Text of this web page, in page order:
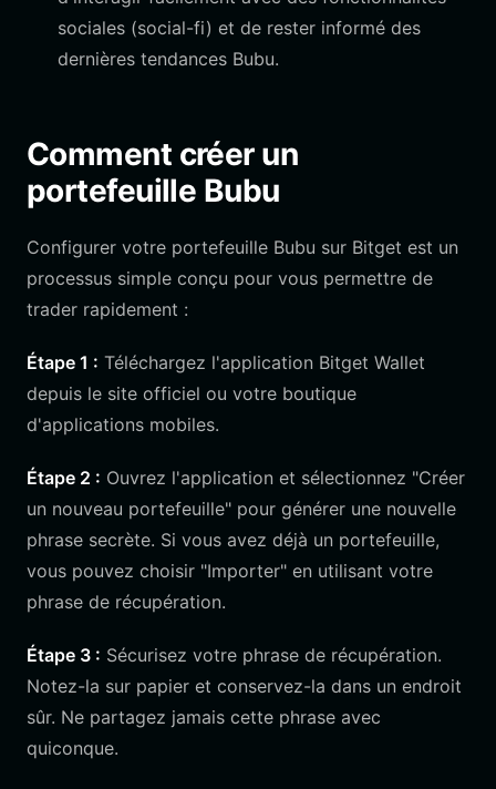
sociales (social-fi) et de rester informé des
dernières tendances Bubu.
Comment créer un
portefeuille Bubu
Configurer votre portefeuille Bubu sur Bitget est un
processus simple conçu pour vous permettre de
trader rapidement :
Étape 1 : Téléchargez l'application Bitget Wallet
depuis le site officiel ou votre boutique
d'applications mobiles.
Étape 2 : Ouvrez l'application et sélectionnez "Créer
un nouveau portefeuille" pour générer une nouvelle
phrase secrète. Si vous avez déjà un portefeuille,
vous pouvez choisir "Importer" en utilisant votre
phrase de récupération.
Étape 3 : Sécurisez votre phrase de récupération.
Notez-la sur papier et conservez-la dans un endroit
sûr. Ne partagez jamais cette phrase avec
quiconque.